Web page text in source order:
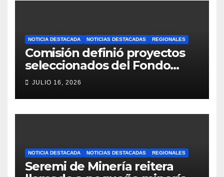
NOTICIA DESTACADA NOTICIAS DESTACADAS REGIONALES
Comisión definió proyectos
seleccionados del Fondo
Concursable 2026 de Nueva
Atacama
JULIO 16, 2026
NOTICIA DESTACADA NOTICIAS DESTACADAS REGIONALES
Seremi de Minería reitera